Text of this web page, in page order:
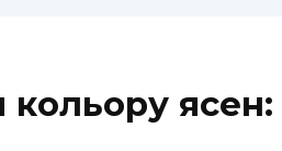
кольору